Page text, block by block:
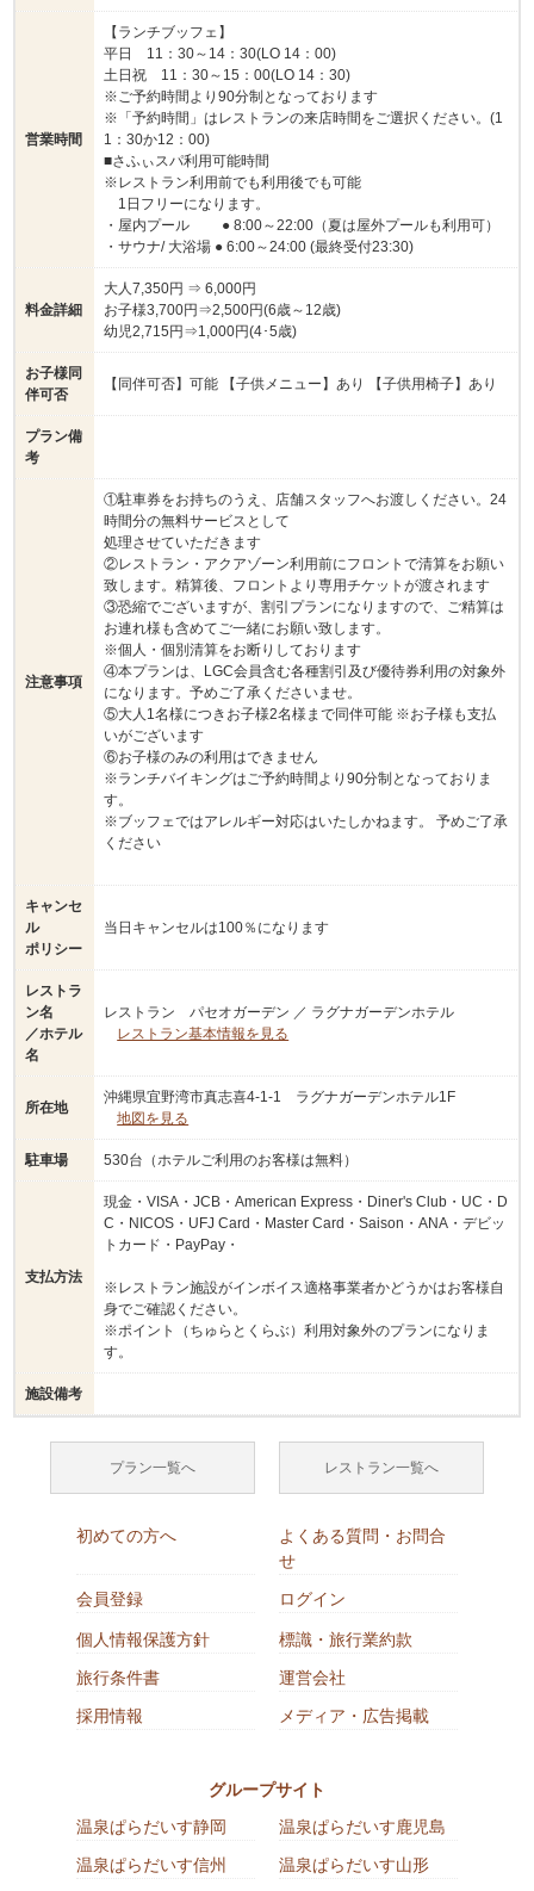
営業時間
【ランチブッフェ】
平日 11：30～14：30(LO 14：00)
土日祝 11：30～15：00(LO 14：30)
※ご予約時間より90分制となっております
※「予約時間」はレストランの来店時間をご選択ください。(1
1：30か12：00)
■さふぃスパ利用可能時間
※レストラン利用前でも利用後でも可能
1日フリーになります。
・屋内プール ● 8:00～22:00（夏は屋外プールも利用可）
・サウナ/ 大浴場 ● 6:00～24:00 (最終受付23:30)
料金詳細
大人7,350円 ⇒ 6,000円
お子様3,700円⇒2,500円(6歳～12歳)
幼児2,715円⇒1,000円(4･5歳)
お子様同
伴可否
【同伴可否】可能 【子供メニュー】あり 【子供用椅子】あり
プラン備
考
注意事項
①駐車券をお持ちのうえ、店舗スタッフへお渡しください。24
時間分の無料サービスとして
処理させていただきます
②レストラン・アクアゾーン利用前にフロントで清算をお願い
致します。精算後、フロントより専用チケットが渡されます
③恐縮でございますが、割引プランになりますので、ご精算は
お連れ様も含めてご一緒にお願い致します。
※個人・個別清算をお断りしております
④本プランは、LGC会員含む各種割引及び優待券利用の対象外
になります。予めご了承くださいませ。
⑤大人1名様につきお子様2名様まで同伴可能 ※お子様も支払
いがございます
⑥お子様のみの利用はできません
※ランチバイキングはご予約時間より90分制となっておりま
す。
※ブッフェではアレルギー対応はいたしかねます。 予めご了承
ください
キャンセ
ル
ポリシー
当日キャンセルは100％になります
レストラ
ン名
／ホテル
名
レストラン パセオガーデン ／ ラグナガーデンホテル
レストラン基本情報を見る
所在地
沖縄県宜野湾市真志喜4-1-1 ラグナガーデンホテル1F
地図を見る
駐車場 530台（ホテルご利用のお客様は無料）
支払方法
現金・VISA・JCB・American Express・Diner's Club・UC・D
C・NICOS・UFJ Card・Master Card・Saison・ANA・デビッ
トカード・PayPay・
※レストラン施設がインボイス適格事業者かどうかはお客様自
身でご確認ください。
※ポイント（ちゅらとくらぶ）利用対象外のプランになりま
す。
施設備考
プラン一覧へ レストラン一覧へ
初めての方へ
よくある質問・お問合
せ
会員登録
ログイン
個人情報保護方針
標識・旅行業約款
旅行条件書
運営会社
採用情報
メディア・広告掲載
グループサイト
温泉ぱらだいす静岡
温泉ぱらだいす鹿児島
温泉ぱらだいす信州
温泉ぱらだいす山形